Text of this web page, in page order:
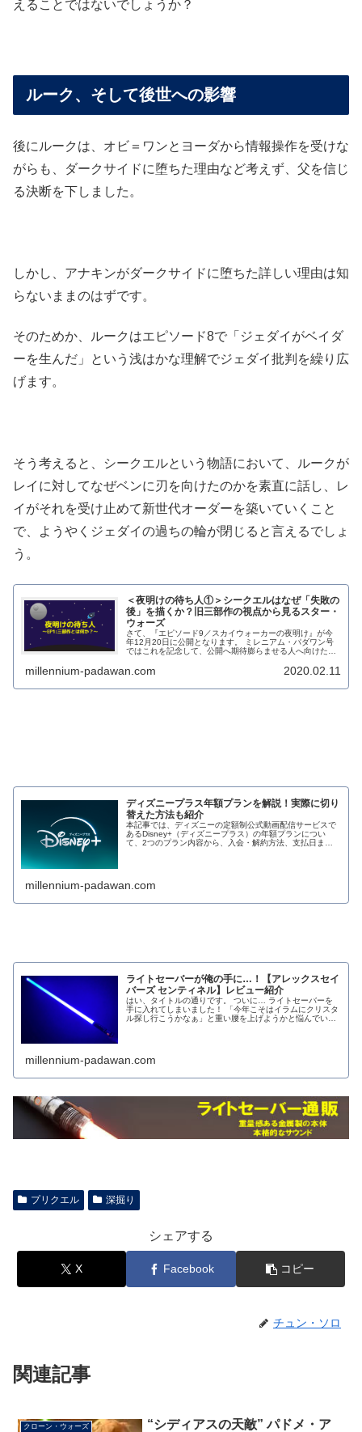
えることではないでしょうか？
ルーク、そして後世への影響
後にルークは、オビ＝ワンとヨーダから情報操作を受けな
がらも、ダークサイドに堕ちた理由など考えず、父を信じ
る決断を下しました。
しかし、アナキンがダークサイドに堕ちた詳しい理由は知
らないままのはずです。
そのためか、ルークはエピソード8で「ジェダイがベイダ
ーを生んだ」という浅はかな理解でジェダイ批判を繰り広
げます。
そう考えると、シークエルという物語において、ルークが
レイに対してなぜベンに刃を向けたのかを素直に話し、レ
イがそれを受け止めて新世代オーダーを築いていくこと
で、ようやくジェダイの過ちの輪が閉じると言えるでしょ
う。
＜夜明けの待ち人①＞シークエルはなぜ「失敗の
後」を描くか？旧三部作の視点から見るスター・
ウォーズ
さて、『エピソード9／スカイウォーカーの夜明け』が今
年12月20日に公開となります。 ミレニアム・パダワン号
ではこれを記念して、公開へ期待膨らませる人へ向けた特
millennium-padawan.com 2020.02.11
ディズニープラス年額プランを解説！実際に切り
替えた方法も紹介
本記事では、ディズニーの定額制公式動画配信サービスで
あるDisney+（ディズニープラス）の年額プランについ
て、2つのプラン内容から、入会・解約方法、支払日まで
millennium-padawan.com
ライトセーバーが俺の手に…！【アレックスセイ
バーズ センティネル】レビュー紹介
はい、タイトルの通りです。 ついに… ライトセーバーを
手に入れてしまいました！ 「今年こそはイラムにクリスタ
ル探し行こうかなぁ」と重い腰を上げようかと悩んでいた
millennium-padawan.com
プリクエル 深掘り
シェアする
X Facebook コピー
チュン・ソロ
関連記事
クローン・ウォーズ
“シディアスの天敵” パドメ・ア